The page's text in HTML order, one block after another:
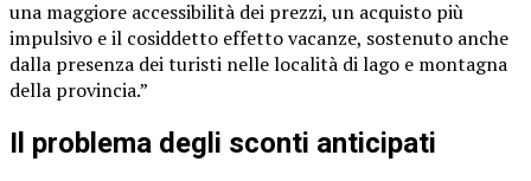
una maggiore accessibilità dei prezzi, un acquisto più
impulsivo e il cosiddetto effetto vacanze, sostenuto anche
dalla presenza dei turisti nelle località di lago e montagna
della provincia.”
Il problema degli sconti anticipati